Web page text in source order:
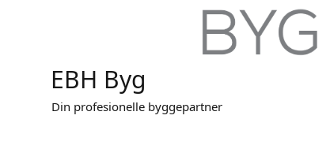
EBH Byg
Din profesionelle byggepartner